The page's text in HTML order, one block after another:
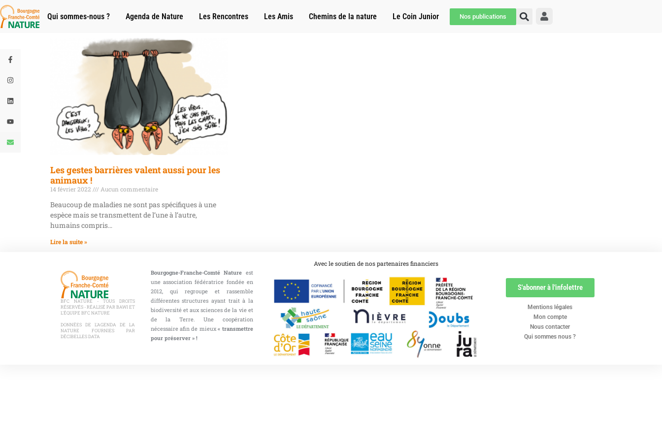
Qui sommes-nous ? Agenda de Nature Les Rencontres Les Amis Chemins de la nature Le Coin Junior Nos publications
Les gestes barrières valent aussi pour les
animaux !
14 février 2022 Aucun commentaire
Beaucoup de maladies ne sont pas spécifiques à une
espèce mais se transmettent de l’une à l’autre,
humains compris…
Lire la suite »
BFC NATURE - TOUS DROITS
RÉSERVÉS - RÉALISÉ PAR BAWI ET
L'ÉQUIPE BFC NATURE
DONNÉES DE L'AGENDA DE LA
NATURE FOURNIES PAR
DÉCIBELLES DATA
Bourgogne-Franche-Comté Natureest
une association fédératrice fondée en
2012, qui regroupe et rassemble
différentes structures ayant trait à la
biodiversité et aux sciences de la vie et
de la Terre. Une coopération
nécessaire afin de mieux « transmettre
pour préserver » !
Avec le soutien de nos partenaires financiers
Mentions légales
Mon compte
Nous contacter
Qui sommes nous ?
S'abonner à l'infolettre